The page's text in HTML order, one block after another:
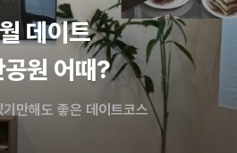
데이트
공원 어때?
만해도 좋은 데이트코스